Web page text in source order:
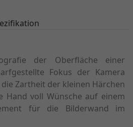
der Oberfläche einer
Fokus der Kamera
Zartheit der kleinen Härchen
Hand voll Wünsche auf einem
für die Bilderwand im